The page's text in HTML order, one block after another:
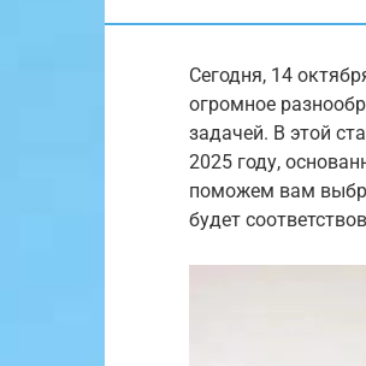
Сегодня, 14
огромное
задачей. В этой
2025 году,
поможем вам
будет